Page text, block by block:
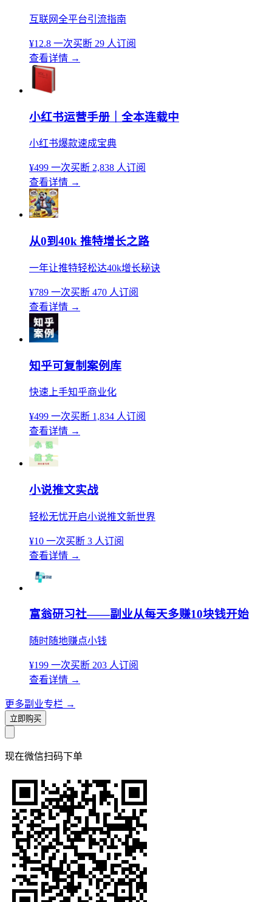
互联网全平台引流指南
¥12.8 一次买断 29 人订阅
查看详情 →
小红书运营手册｜全本连载中
小红书爆款速成宝典
¥499 一次买断 2,838 人订阅
查看详情 →
从0到40k 推特增长之路
一年让推特轻松达40k增长秘诀
¥789 一次买断 470 人订阅
查看详情 →
知乎可复制案例库
快速上手知乎商业化
¥499 一次买断 1,834 人订阅
查看详情 →
小说推文实战
轻松无忧开启小说推文新世界
¥10 一次买断 3 人订阅
查看详情 →
富翁研习社——副业从每天多赚10块钱开始
随时随地赚点小钱
¥199 一次买断 203 人订阅
查看详情 →
更多副业专栏 →
立即购买
现在微信扫码下单